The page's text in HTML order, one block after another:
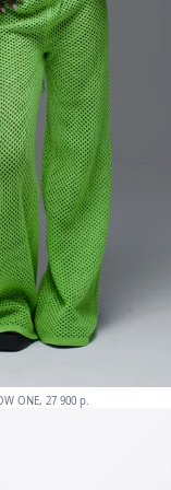
ONE, 27 900 p.